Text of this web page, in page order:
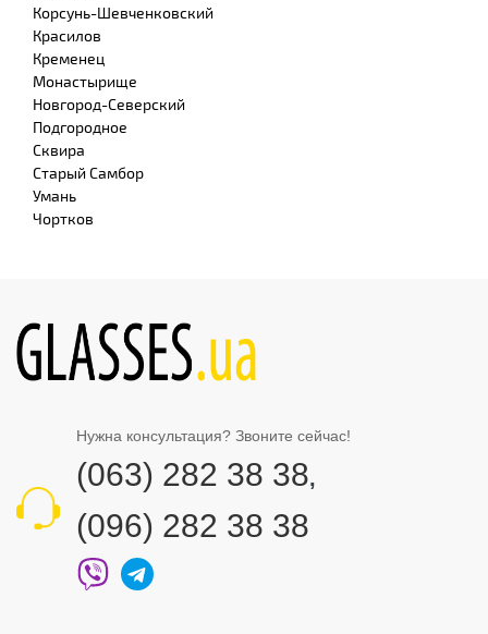
Корсунь-Шевченковский
Красилов
Кременец
Монастырище
Новгород-Северский
Подгородное
Сквира
Старый Самбор
Умань
Чортков
Нужна консультация? Звоните сейчас!
(063) 282 38 38,
(096) 282 38 38